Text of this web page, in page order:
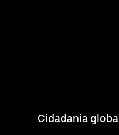
Cidadania global